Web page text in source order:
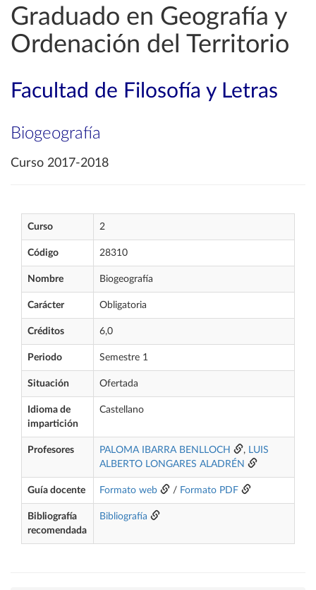
Graduado en Geografía y
Ordenación del Territorio
Facultad de Filosofía y Letras
Biogeografía
Curso 2017-2018
Curso 2
Código 28310
Nombre Biogeografía
Carácter Obligatoria
Créditos 6,0
Periodo Semestre 1
Situación Ofertada
Idioma de
impartición
Castellano
Profesores PALOMA IBARRA BENLLOCH , LUIS
ALBERTO LONGARES ALADRÉN
Guía docente Formato web / Formato PDF
Bibliografía
recomendada
Bibliografía